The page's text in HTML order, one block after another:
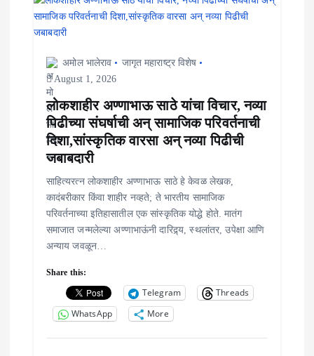
अमोल भालेराव
जागृत महाराष्ट्र विशेष
August 1, 2026
लोकशाहीर अण्णाभाऊ साठे यांचा विचार, नव्या
पिढीच्या संघर्षाची अन् सामाजिक परिवर्तनाची
दिशा,सांस्कृतिक वारसा अन् नव्या पिढीची
जबाबदारी
साहित्यरत्न लोकशाहीर अण्णाभाऊ साठे हे केवळ लेखक,
कादंबरीकार किंवा शाहीर नव्हते; ते भारतीय सामाजिक
परिवर्तनाच्या इतिहासातील एक सांस्कृतिक योद्धे होते. मातंग
समाजात जन्मलेल्या अण्णाभाऊंनी दारिद्र्य, स्थलांतर, उपेक्षा आणि
अन्याय जवळून…
Share this:
Telegram
Threads
WhatsApp
More